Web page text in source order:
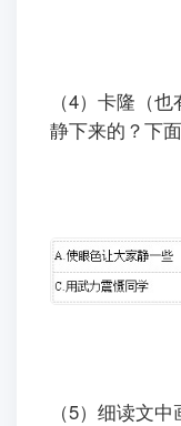
（4）卡隆（
静下来的？下
（5）细读文